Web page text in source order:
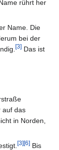
rührt her
Name. Die
bei der
[3] Das ist
auf das
in Norden,
[3][6] Bis